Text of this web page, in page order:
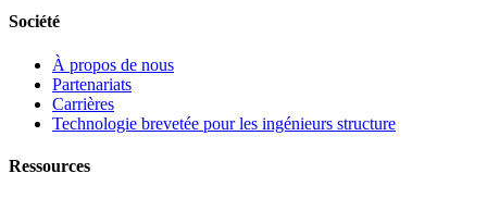
Société
À propos de nous
Partenariats
Carrières
Technologie brevetée pour les ingénieurs structure
Ressources